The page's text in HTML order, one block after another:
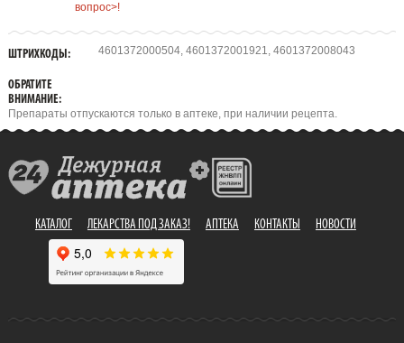
вопрос>!
ШТРИХКОДЫ: 4601372000504, 4601372001921, 4601372008043
ОБРАТИТЕ
ВНИМАНИЕ:
Препараты отпускаются только в аптеке, при наличии рецепта.
КАТАЛОГ ЛЕКАРСТВА ПОД ЗАКАЗ! АПТЕКА КОНТАКТЫ НОВОСТИ